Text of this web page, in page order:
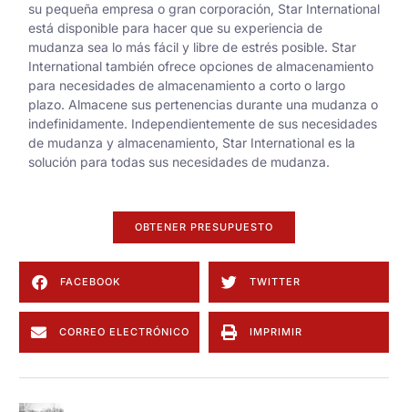
su pequeña empresa o gran corporación, Star International
está disponible para hacer que su experiencia de
mudanza sea lo más fácil y libre de estrés posible. Star
International también ofrece opciones de almacenamiento
para necesidades de almacenamiento a corto o largo
plazo. Almacene sus pertenencias durante una mudanza o
indefinidamente. Independientemente de sus necesidades
de mudanza y almacenamiento, Star International es la
solución para todas sus necesidades de mudanza.
OBTENER PRESUPUESTO
FACEBOOK TWITTER
CORREO ELECTRÓNICO IMPRIMIR